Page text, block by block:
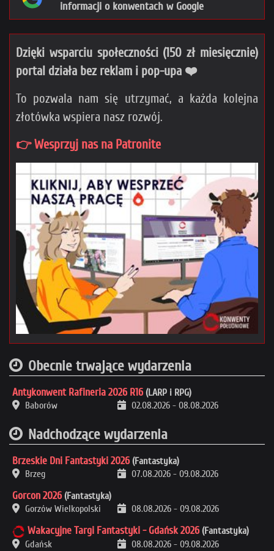
informacji o konwentach w Google
Dzięki wsparciu społeczności (150 zł miesięcznie)
portal działa bez reklam i pop-upa ❤️
To pozwala nam się utrzymać, a każda kolejna
złotówka wspiera nasz rozwój.
👉 Wesprzyj nas na Patronite
Obecnie trwające wydarzenia
Antykonwent Rafineria 2026 R16 (LARP i RPG)
Baborów
02.08.2026 - 08.08.2026
Nadchodzące wydarzenia
Brzeskie Dni Fantastyki 2026 (Fantastyka)
Brzeg
07.08.2026 - 09.08.2026
Gorcon 2026 (Fantastyka)
Gorzów Wielkopolski
08.08.2026 - 09.08.2026
Wakacyjne Targi Fantastyki - Gdańsk 2026 (Fantastyka)
Gdańsk
08.08.2026 - 09.08.2026